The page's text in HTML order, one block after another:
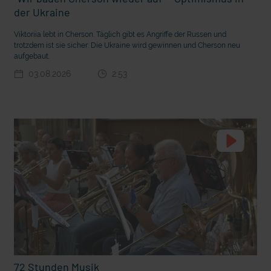
Ostern erleben wie vor 2000 Jahren in Jerusalem
der Ukraine
Viktoriia lebt in Cherson. Täglich gibt es Angriffe der Russen und
trotzdem ist sie sicher: Die Ukraine wird gewinnen und Cherson neu
aufgebaut.
03.08.2026 2:53
72 Stunden Musik